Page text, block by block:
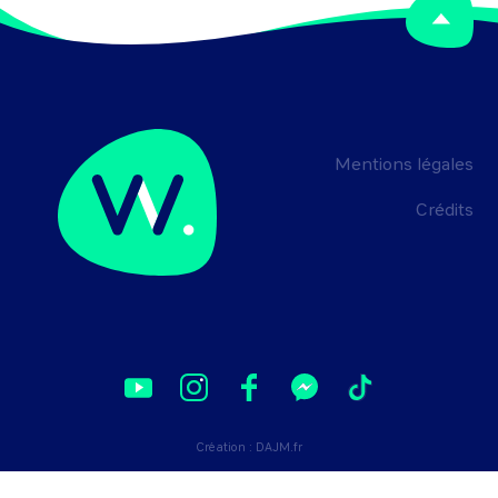
Création : DAJM.fr
Mentions légales
Crédits